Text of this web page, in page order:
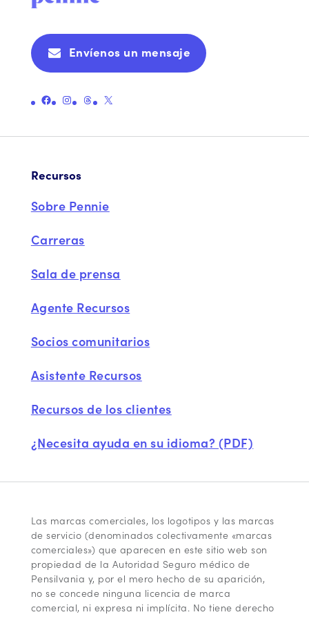
Envíenos un mensaje
Enlace a la página oficial de Pennie en Facebook
Enlace a la página oficial de Instagram de PennieEnlace a la página oficial de hilos de PennieEnlace a la página oficial X (antes Twitter) de Pennie
Recursos
Sobre Pennie
Carreras
Sala de prensa
Agente Recursos
Socios comunitarios
Asistente Recursos
Recursos de los clientes
¿Necesita ayuda en su idioma? (PDF)
Las marcas comerciales, los logotipos y las marcas
de servicio (denominados colectivamente «marcas
comerciales») que aparecen en este sitio web son
propiedad de la Autoridad Seguro médico de
Pensilvania y, por el mero hecho de su aparición,
no se concede ninguna licencia de marca
comercial, ni expresa ni implícita. No tiene derecho